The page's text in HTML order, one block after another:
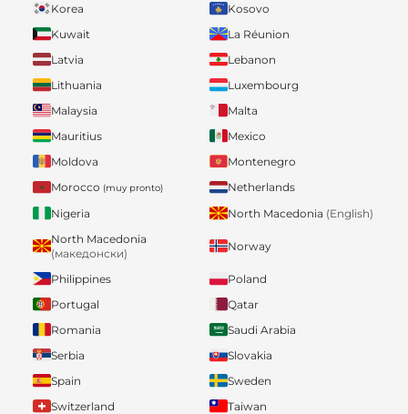
Korea
Kosovo
Kuwait
La Réunion
Latvia
Lebanon
Lithuania
Luxembourg
Malaysia
Malta
Mauritius
Mexico
Moldova
Montenegro
Morocco (muy pronto)
Netherlands
Nigeria
North Macedonia (English)
North Macedonia
(македонски)
Norway
Philippines
Poland
Portugal
Qatar
Romania
Saudi Arabia
Serbia
Slovakia
Spain
Sweden
Switzerland
Taiwan